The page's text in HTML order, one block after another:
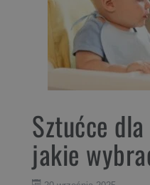
Sztućce
jakie